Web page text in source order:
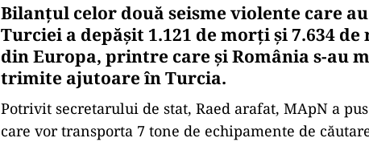
Bilanţul celor două seisme violente care
Turciei a depăşit 1.121 de morţi şi 7.634
din Europa, printre care și România s-au
trimite ajutoare în Turcia.
Potrivit secretarului de stat, Raed arafat, MApN a
care vor transporta 7 tone de echipamente de